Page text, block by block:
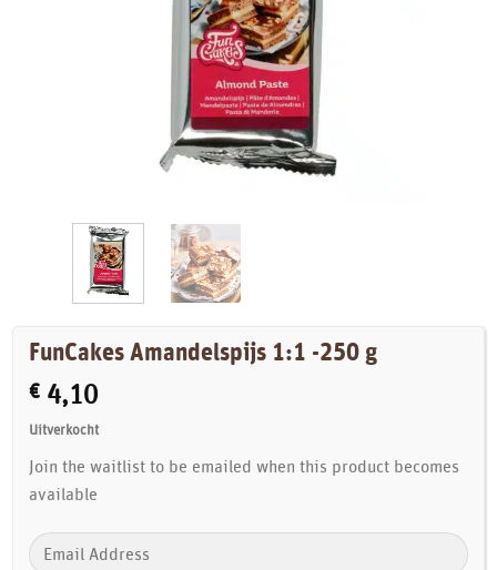
FunCakes Amandelspijs 1:1 -250 g
€ 4,10
Uitverkocht
Join the waitlist to be emailed when this product becomes
available
Enter